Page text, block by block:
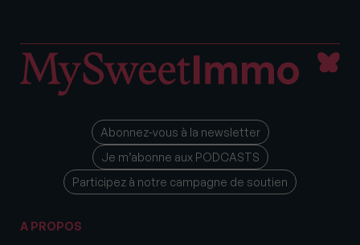
Abonnez-vous à la newsletter
Je m’abonne aux PODCASTS
Participez à notre campagne de soutien
A PROPOS